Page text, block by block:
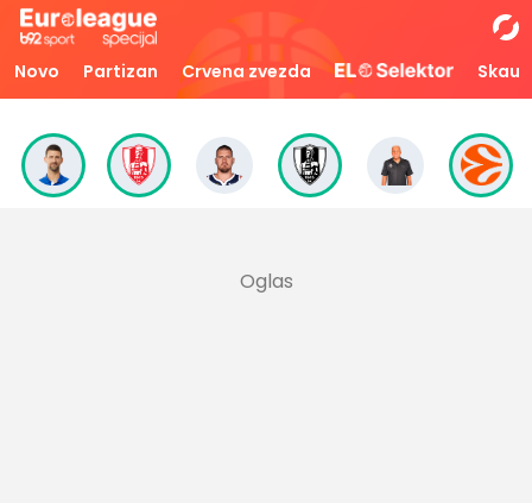
Novo Partizan Crvena zvezda Skaut